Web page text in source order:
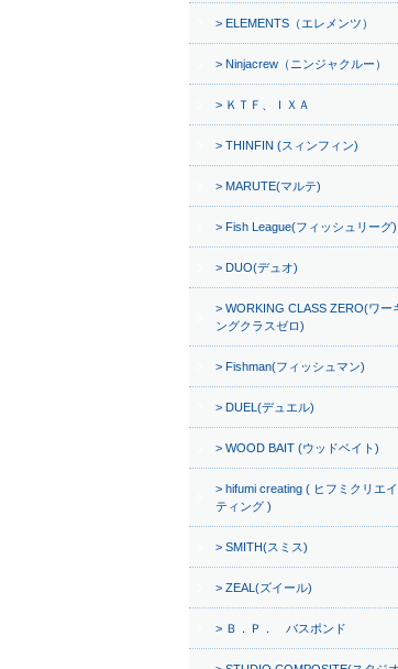
ELEMENTS（エレメンツ）
Ninjacrew（ニンジャクルー）
ＫＴＦ、ＩＸＡ
THINFIN (スィンフィン)
MARUTE(マルテ)
Fish League(フィッシュリーグ)
DUO(デュオ)
WORKING CLASS ZERO(ワー
ングクラスゼロ)
Fishman(フィッシュマン)
DUEL(デュエル)
WOOD BAIT (ウッドベイト)
hifumi creating ( ヒフミクリエイ
ティング )
SMITH(スミス)
ZEAL(ズイール)
Ｂ．Ｐ． バスポンド